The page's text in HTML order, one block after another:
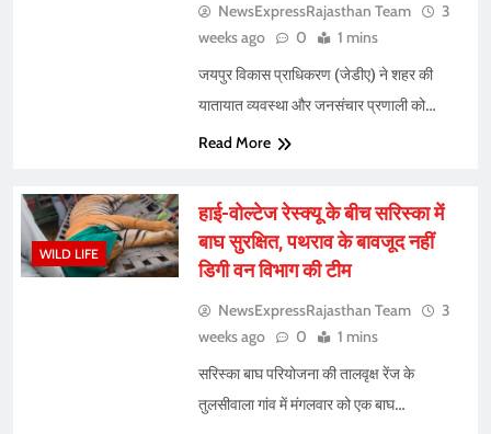
NewsExpressRajasthan Team
3
weeks ago
0 1 mins
जयपुर विकास प्राधिकरण (जेडीए) ने शहर की
यातायात व्यवस्था और जनसंचार प्रणाली को…
Read More
WILD LIFE
हाई-वोल्टेज रेस्क्यू के बीच सरिस्का में
बाघ सुरक्षित, पथराव के बावजूद नहीं
डिगी वन विभाग की टीम
NewsExpressRajasthan Team
3
weeks ago
0 1 mins
सरिस्का बाघ परियोजना की तालवृक्ष रेंज के
तुलसीवाला गांव में मंगलवार को एक बाघ…